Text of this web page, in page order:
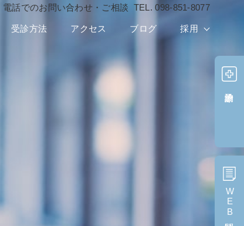
電話でのお問い合わせ・ご相談 TEL. 098-851-8077
受診方法 アクセス ブログ 採用
WEB問診